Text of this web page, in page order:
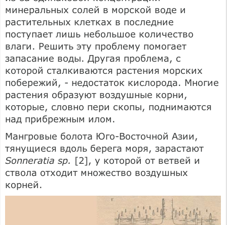
минеральных солей в морской воде и
растительных клетках в последние
поступает лишь небольшое количество
влаги. Решить эту проблему помогает
запасание воды. Другая проблема, с
которой сталкиваются растения морских
побережий, - недостаток кислорода. Многие
растения образуют воздушные корни,
которые, словно пери скопы, поднимаются
над прибрежным илом.
Мангровые болота Юго-Восточной Азии,
тянущиеся вдоль берега моря, зарастают
Sonneratia sp. [2], у которой от ветвей и
ствола отходит множество воздушных
корней.